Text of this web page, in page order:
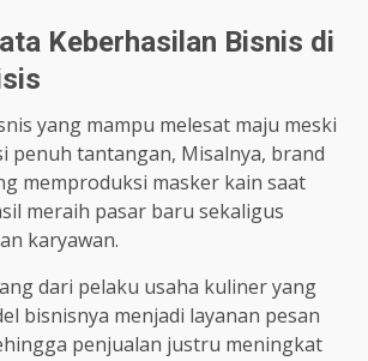
Keberhasilan Bisnis di
yang mampu melesat maju meski
penuh tantangan, Misalnya, brand
memproduksi masker kain saat
meraih pasar baru sekaligus
karyawan.
dari pelaku usaha kuliner yang
bisnisnya menjadi layanan pesan
penjualan justru meningkat